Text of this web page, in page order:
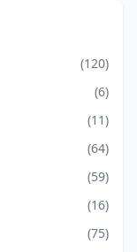
(120)
(6)
(11)
(64)
(59)
(16)
(75)